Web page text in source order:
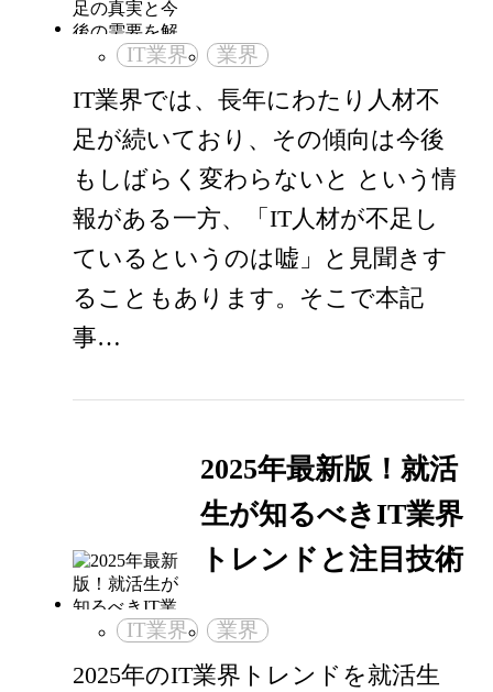
IT業界 業界
IT業界では、長年にわたり人材不
足が続いており、その傾向は今後
もしばらく変わらないと という情
報がある一方、「IT人材が不足し
ているというのは嘘」と見聞きす
ることもあります。そこで本記
事…
2025年最新版！就活
生が知るべきIT業界
トレンドと注目技術
IT業界 業界
2025年のIT業界トレンドを就活生